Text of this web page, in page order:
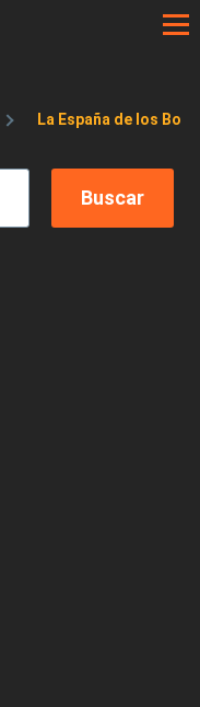
ayuda a la
La España de los